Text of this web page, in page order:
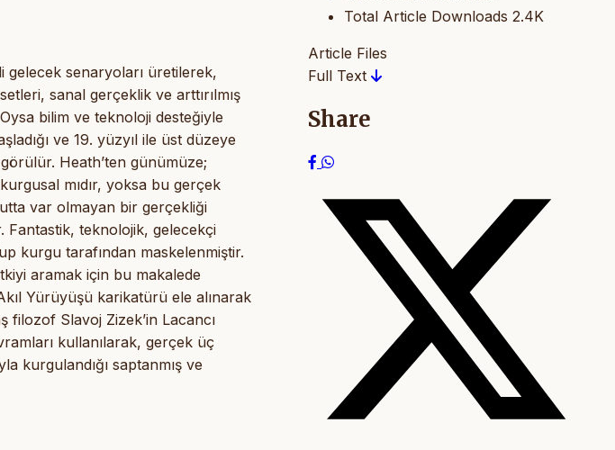
gelecek senaryoları üretilerek,
sanal gerçeklik ve arttırılmış
bilim ve teknoloji desteğiyle
ve 19. yüzyıl ile üst düzeye
Heath’ten günümüze;
mıdır, yoksa bu gerçek
var olmayan bir gerçekliği
teknolojik, gelecekçi
kurgu tarafından maskelenmiştir.
aramak için bu makalede
Yürüyüşü karikatürü ele alınarak
filozof Slavoj Zizek’in Lacancı
kullanılarak, gerçek üç
kurgulandığı saptanmış ve
Total Article Downloads 2.4K
Article Files
Full Text
Share